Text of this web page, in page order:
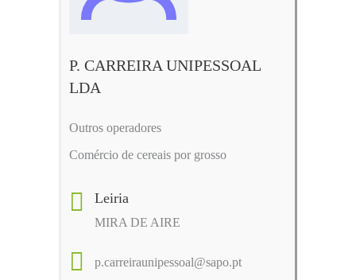
P. CARREIRA UNIPESSOAL
LDA
Outros operadores
Comércio de cereais por grosso
Leiria
MIRA DE AIRE
p.carreiraunipessoal@sapo.pt